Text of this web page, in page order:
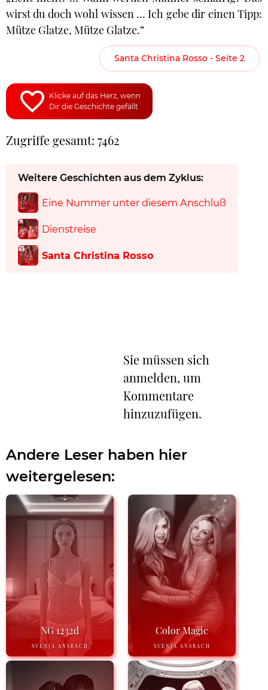
wirst du doch wohl wissen … Ich gebe dir einen Tipp:
Mütze Glatze, Mütze Glatze.“
Santa Christina Rosso - Seite 2
Klicke auf das Herz, wenn
Dir die Geschichte gefällt
Zugriffe gesamt: 7462
Weitere Geschichten aus dem Zyklus:
Eine Nummer unter diesem Anschluß
Dienstreise
Santa Christina Rosso
Sie müssen sich
anmelden, um
Kommentare
hinzuzufügen.
Andere Leser haben hier
weitergelesen:
NG 1232d
SVENJA ANSBACH
Color Magic
SVENJA ANSBACH